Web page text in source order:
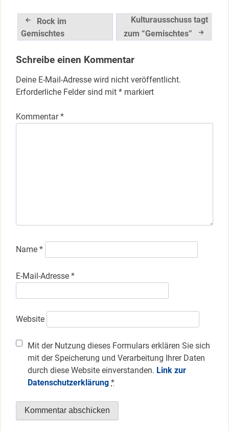
Beitragsnavigation
Rock im
Gemischtes
Kulturausschuss tagt
zum “Gemischtes”
Schreibe einen Kommentar
Deine E-Mail-Adresse wird nicht veröffentlicht.
Erforderliche Felder sind mit * markiert
Kommentar*
Name *
E-Mail-Adresse *
Website
Mit der Nutzung dieses Formulars erklären Sie sich
mit der Speicherung und Verarbeitung Ihrer Daten
durch diese Website einverstanden. Link zur
Datenschutzerklärung *